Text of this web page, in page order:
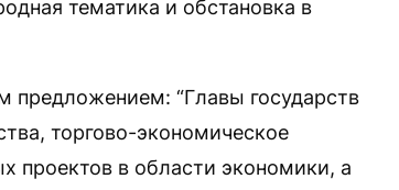
тематика и обстановка в
предложением: “Главы государств
торгово-экономическое
проектов в области экономики, а